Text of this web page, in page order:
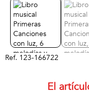
Ref. 123-166722
El